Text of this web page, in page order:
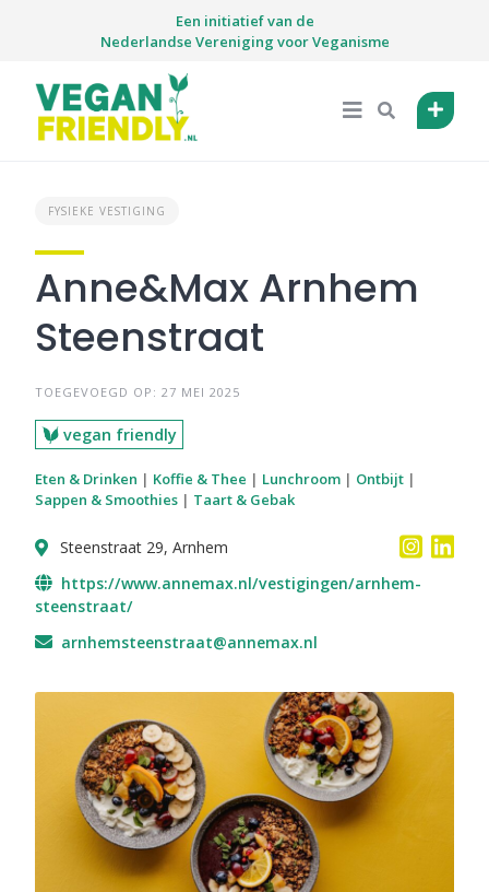
Een initiatief van de
Nederlandse Vereniging voor Veganisme
FYSIEKE VESTIGING
Anne&Max Arnhem
Steenstraat
TOEGEVOEGD OP: 27 MEI 2025
vegan friendly
Eten & Drinken | Koffie & Thee | Lunchroom | Ontbijt |
Sappen & Smoothies | Taart & Gebak
Steenstraat 29, Arnhem
https://www.annemax.nl/vestigingen/arnhem-
steenstraat/
arnhemsteenstraat@annemax.nl